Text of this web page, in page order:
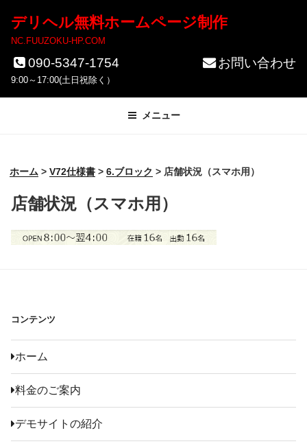
ツ
デリヘル無料ホームページ制作
NC.FUUZOKU-HP.COM
090-5347-1754
9:00～17:00(土日祝除く）
お問い合わせ
メニュー
ホーム > V72仕様書 > 6.ブロック > 店舗状況（スマホ用）
店舗状況（スマホ用）
コンテンツ
ホーム
料金のご案内
デモサイトの紹介